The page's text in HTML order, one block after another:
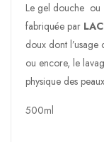
Le gel douche ou
fabriquée par
doux dont
ou encore, le
physique des
500ml